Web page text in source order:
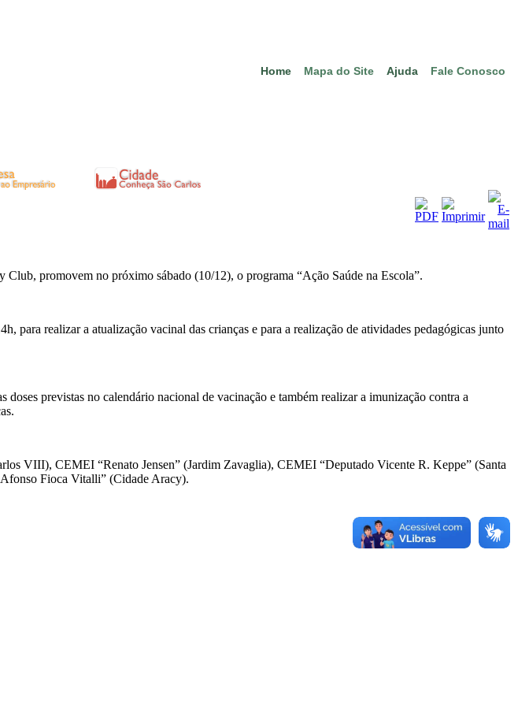
Home Mapa do Site Ajuda Fale Conosco
promovem no próximo sábado (10/12), o programa “Ação Saúde na Escola”.
para realizar a atualização vacinal das crianças e para a realização de atividades pedagógicas junto
previstas no calendário nacional de vacinação e também realizar a imunização contra a
VIII), CEMEI “Renato Jensen” (Jardim Zavaglia), CEMEI “Deputado Vicente R. Keppe” (Santa
Fioca Vitalli” (Cidade Aracy).